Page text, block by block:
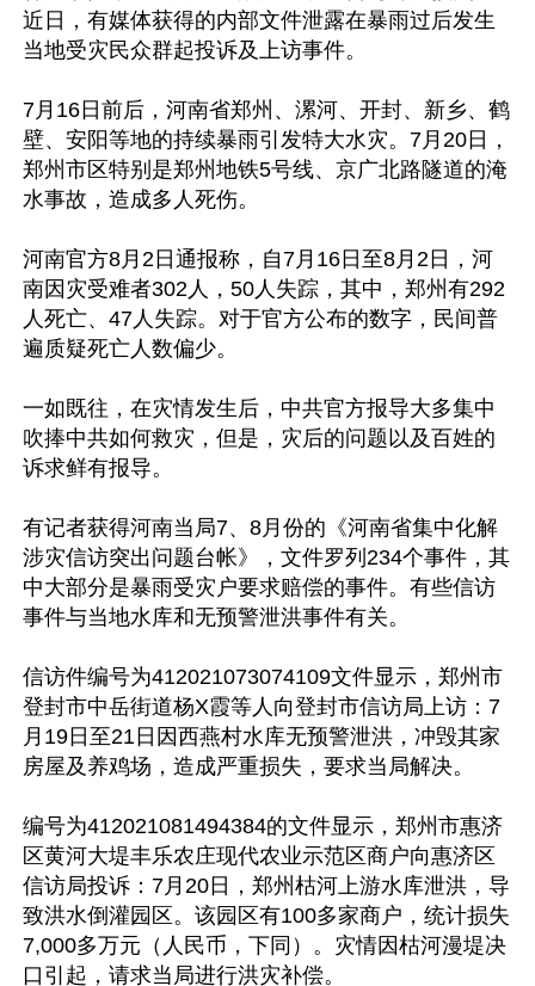
近日，有媒体获得的内部文件泄露在暴雨过后发生
当地受灾民众群起投诉及上访事件。
7月16日前后，河南省郑州、漯河、开封、新乡、鹤
壁、安阳等地的持续暴雨引发特大水灾。7月20日，
郑州市区特别是郑州地铁5号线、京广北路隧道的淹
水事故，造成多人死伤。
河南官方8月2日通报称，自7月16日至8月2日，河
南因灾受难者302人，50人失踪，其中，郑州有292
人死亡、47人失踪。对于官方公布的数字，民间普
遍质疑死亡人数偏少。
一如既往，在灾情发生后，中共官方报导大多集中
吹捧中共如何救灾，但是，灾后的问题以及百姓的
诉求鲜有报导。
有记者获得河南当局7、8月份的《河南省集中化解
涉灾信访突出问题台帐》，文件罗列234个事件，其
中大部分是暴雨受灾户要求赔偿的事件。有些信访
事件与当地水库和无预警泄洪事件有关。
信访件编号为412021073074109文件显示，郑州市
登封市中岳街道杨X霞等人向登封市信访局上访：7
月19日至21日因西燕村水库无预警泄洪，冲毁其家
房屋及养鸡场，造成严重损失，要求当局解决。
编号为412021081494384的文件显示，郑州市惠济
区黄河大堤丰乐农庄现代农业示范区商户向惠济区
信访局投诉：7月20日，郑州枯河上游水库泄洪，导
致洪水倒灌园区。该园区有100多家商户，统计损失
7,000多万元（人民币，下同）。灾情因枯河漫堤决
口引起，请求当局进行洪灾补偿。